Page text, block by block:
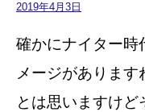
2019年4月3日
確かにナイター時
メージがありま
とは思いますけ